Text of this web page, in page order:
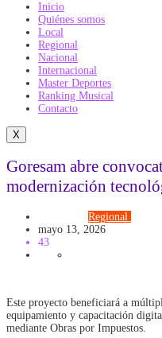
Inicio
Quiénes somos
Local
Regional
Nacional
Internacional
Master Deportes
Ranking Musical
Contacto
X
Goresam abre
modernización
Regional
mayo 13, 2026
43
Este proyecto beneficiará a
equipamiento y capacitación
mediante Obras por Impuestos.